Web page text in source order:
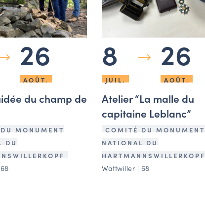
26
AOÛT.
du champ de
MONUMENT
DU
8
JUIL.
26
AOÛT.
Atelier “La malle du
capitaine Leblanc”
COMITÉ DU MONUMENT
NATIONAL DU
HARTMANNSWILLERKOPF
Wattwiller | 68